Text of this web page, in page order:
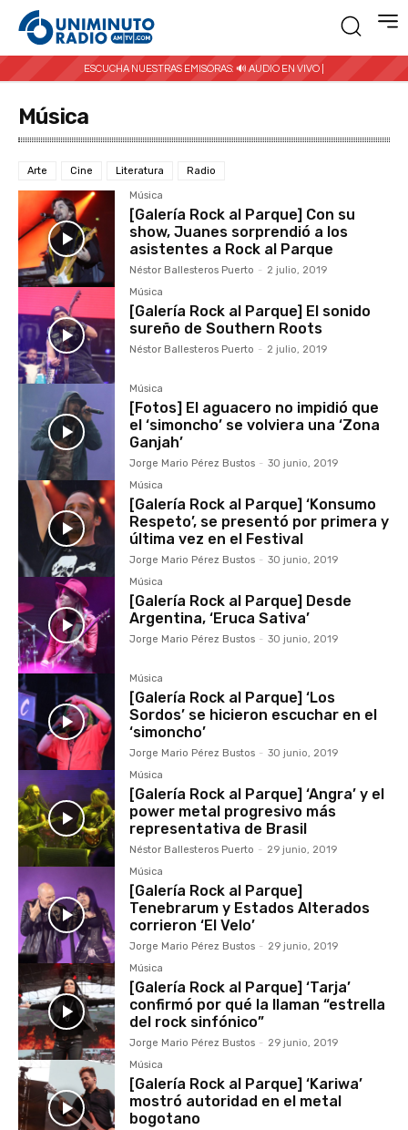
ESCUCHA NUESTRAS EMISORAS: 🔊 AUDIO EN VIVO |
Música
Arte Cine Literatura Radio
Música
[Galería Rock al Parque] Con su
show, Juanes sorprendió a los
asistentes a Rock al Parque
Néstor Ballesteros Puerto - 2 julio, 2019
Música
[Galería Rock al Parque] El sonido
sureño de Southern Roots
Néstor Ballesteros Puerto - 2 julio, 2019
Música
[Fotos] El aguacero no impidió que
el ‘simoncho’ se volviera una ‘Zona
Ganjah’
Jorge Mario Pérez Bustos - 30 junio, 2019
Música
[Galería Rock al Parque] ‘Konsumo
Respeto’, se presentó por primera y
última vez en el Festival
Jorge Mario Pérez Bustos - 30 junio, 2019
Música
[Galería Rock al Parque] Desde
Argentina, ‘Eruca Sativa’
Jorge Mario Pérez Bustos - 30 junio, 2019
Música
[Galería Rock al Parque] ‘Los
Sordos’ se hicieron escuchar en el
‘simoncho’
Jorge Mario Pérez Bustos - 30 junio, 2019
Música
[Galería Rock al Parque] ‘Angra’ y el
power metal progresivo más
representativa de Brasil
Néstor Ballesteros Puerto - 29 junio, 2019
Música
[Galería Rock al Parque]
Tenebrarum y Estados Alterados
corrieron ‘El Velo’
Jorge Mario Pérez Bustos - 29 junio, 2019
Música
[Galería Rock al Parque] ‘Tarja’
confirmó por qué la llaman “estrella
del rock sinfónico”
Jorge Mario Pérez Bustos - 29 junio, 2019
Música
[Galería Rock al Parque] ‘Kariwa’
mostró autoridad en el metal
bogotano